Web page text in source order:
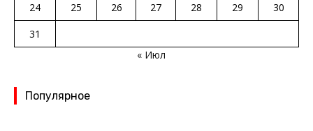
24
25 26 27 28 29
30
31
« Июл
Популярное